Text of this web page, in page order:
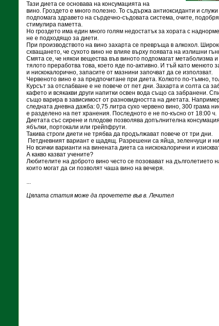
Тази диета се основава на консумацията на
вино. Гроздето е много полезно. То съдържа антиоксиданти и
подпомага здравето на сърдечно-съдовата система, очите,
стимулира паметта.
Но гроздето има един много голям недостатък за хората с
не е подходящо за диети.
При производството на вино захарта се превръща в алкохол.
схващането, че сухото вино не влияе върху появата на излишни
Смята се, че някои вещества във виното подпомагат метаболизма
тялото преработва това, което яде по-активно. И тъй като менюто
и нискокалорично, запасите от мазнини започват да се използват.
Червеното вино е за предпочитане при диета. Колкото по-тъмно,
Курсът за отслабване е не повече от пет дни. Захарта и солта са
кафето и всякакви други напитки освен вода също са забранени.
също варира в зависимост от разновидността на диетата.
следната дневна дажба: 0,75 литра сухо червено вино, 300 грама
е разделено на пет хранения. Последното е не по-късно от 18:00 ч.
Диетата със сирене и плодове позволява допълнителна
ябълки, портокали или грейпфрути.
Такива строги диети не трябва да продължават повече от три дни.
Петдневният вариант е щадящ. Разрешени са яйца, зеленчуци и
Но всички варианти на винената диета са нискокалорични и
А какво казват учените?
Любителите на доброто вино често се позовават на дълголетието
които могат да си позволят чаша вино на вечеря.
...
Цялата статия може да прочетете във в. Лечител